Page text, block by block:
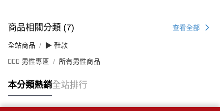
商品相關分類 (7) 查看全部
全站商品 ▶ 鞋款
💁🏻‍♂️ 男性專區 所有男性商品
本分類熱銷全站排行